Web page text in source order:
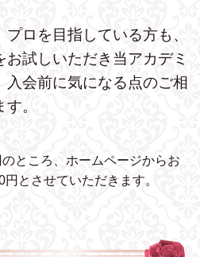
ロを目指している方も、
お試しいただき 当アカデミ
入会前に気になる点のご相
。
ところ、ホームページからお
とさせていただきます。